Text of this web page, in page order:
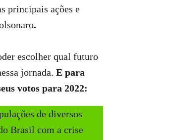
principais ações e
.
escolher qual futuro
jornada. E para
votos para 2022:
de diversos
Brasil com a crise